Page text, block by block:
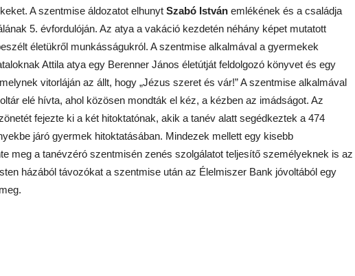
A szentmise áldozatot elhunyt Szabó István emlékének és a családja
5. évfordulóján. Az atya a vakáció kezdetén néhány képet mutatott
életükről munkásságukról. A szentmise alkalmával a gyermekek
Attila atya egy Berenner János életútját feldolgozó könyvet és egy
vitorláján az állt, hogy „Jézus szeret és vár!” A szentmise alkalmával
elé hívta, ahol közösen mondták el kéz, a kézben az imádságot. Az
fejezte ki a két hitoktatónak, akik a tanév alatt segédkeztek a 474
járó gyermek hitoktatásában. Mindezek mellett egy kisebb
meg a tanévzéró szentmisén zenés szolgálatot teljesítő személyeknek is az
házából távozókat a szentmise után az Élelmiszer Bank jóvoltából egy